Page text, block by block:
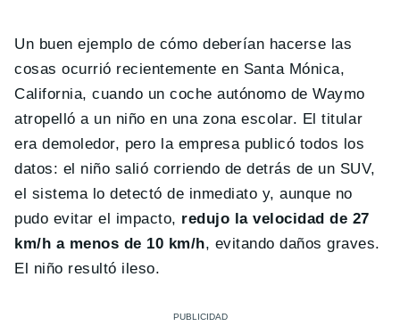
Un buen ejemplo de cómo deberían hacerse las
cosas ocurrió recientemente en Santa Mónica,
California, cuando un coche autónomo de Waymo
atropelló a un niño en una zona escolar. El titular
era demoledor, pero la empresa publicó todos los
datos: el niño salió corriendo de detrás de un SUV,
el sistema lo detectó de inmediato y, aunque no
pudo evitar el impacto, redujo la velocidad de 27
km/h a menos de 10 km/h, evitando daños graves.
El niño resultó ileso.